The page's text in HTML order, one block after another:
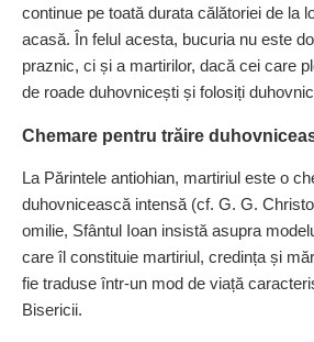
continue pe toată durata călătoriei de la
acasă. În felul acesta, bucuria nu este
praznic, ci și a martirilor, dacă cei care
de roade du­hovnicești și folosiți
Chemare pentru trăire
La Părintele antiohian, martiriul este o
duhovnicească intensă (cf. G. G.
omilie, Sfântul Ioan insistă asupra
care îl constituie martiriul, credința și
fie traduse într‑un mod de viață
Bisericii.